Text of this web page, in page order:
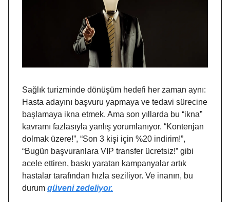
Sağlık turizminde dönüşüm hedefi her zaman aynı:
Hasta adayını başvuru yapmaya ve tedavi sürecine
başlamaya ikna etmek. Ama son yıllarda bu “ikna”
kavramı fazlasıyla yanlış yorumlanıyor. “Kontenjan
dolmak üzere!”, “Son 3 kişi için %20 indirim!”,
“Bugün başvuranlara VIP transfer ücretsiz!” gibi
acele ettiren, baskı yaratan kampanyalar artık
hastalar tarafından hızla seziliyor. Ve inanın, bu
durum güveni zedeliyor.